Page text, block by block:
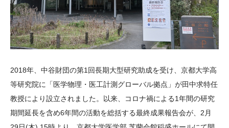
2018年、中谷財団の第1回長期大型研究助成を受け、京都大学高
等研究院に「医学物理・医工計測グローバル拠点」が田中求特任
教授により設立されました。以来、コロナ禍による1年間の研究
期間延長を含め6年間の活動を総括する最終成果報告会が、2月